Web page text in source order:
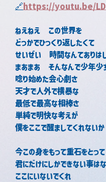
🔗https://youtu.be/
ねえねえ　この世界を
どっかでひっくり返したくて
せいぜい　時間なんてありは
まあまあ　そんなんで少年少
唸り始めた会心劇さ
天才で人外で横暴な
最低で最高な相棒さ
単純で明快な考えが
僕をここで醒ましてくれないか
今この身をもって重石をとって
君にだけにしかできない事は
ここにいないでくれ